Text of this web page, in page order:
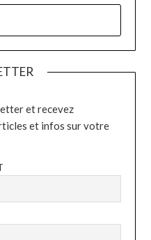
et recevez
et infos sur votre